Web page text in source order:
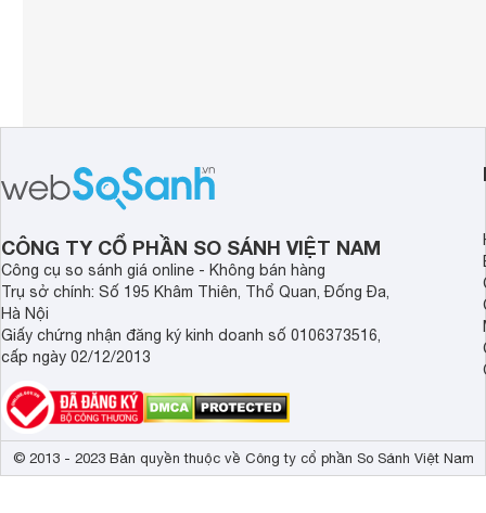
CÔNG TY CỔ PHẦN SO SÁNH VIỆT NAM
Công cụ so sánh giá online - Không bán hàng
Trụ sở chính: Số 195 Khâm Thiên, Thổ Quan, Đống Đa,
Hà Nội
Giấy chứng nhận đăng ký kinh doanh số 0106373516,
cấp ngày 02/12/2013
© 2013 - 2023 Bản quyền thuộc về Công ty cổ phần So Sánh Việt Nam